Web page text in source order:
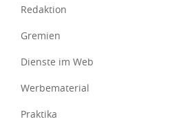
Redaktion
Gremien
Dienste im Web
Werbematerial
Praktika